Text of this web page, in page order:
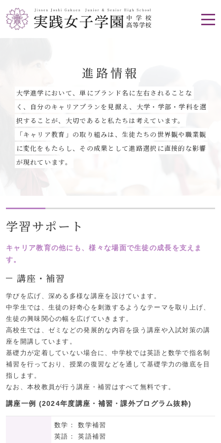
進路情報
大学進学において、単にブランド名に左右されることな
く、自分のキャリアプランを見据え、大学・学部・学科を選
択することが、大切であると私たちは考えています。
「キャリア教育」の取り組みは、生徒たちの世界観や職業観
に変化をもたらし、その成果として進路選択に直接的な影響
が現れています。
学習サポート
キャリア教育の他にも、様々な場面で生徒の成長を支えま
す。
講座・補習
学びを広げ、深める多様な講座を設けています。
中学生では、生徒の好奇心を刺激するようなテーマを取り上げ、
生徒の興味関心の幅を広げていきます。
高校生では、ゼミなどの発展的な内容を扱う講座や入試対策の講
座を開講しています。
基礎力が定着していない場合に、中学校では英語と数学で指名制
補習を行っており、授業の復習などを通して基礎学力の徹底を目
指します。
なお、本校教員が行う講座・補習はすべて無料です。
講座一例 (2024年度講座・補習・課外プログラム抜粋)
数学： 数学補習
英語： 英語補習